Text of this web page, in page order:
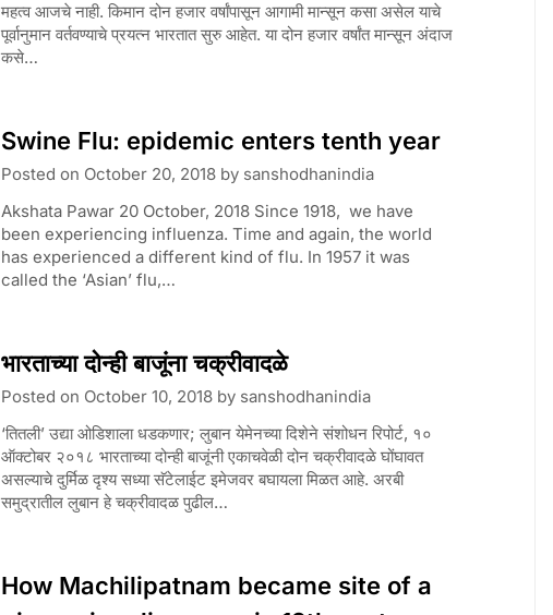
महत्व आजचे नाही. किमान दोन हजार वर्षांपासून आगामी मान्सून कसा असेल याचे
पूर्वानुमान वर्तवण्याचे प्रयत्न भारतात सुरु आहेत. या दोन हजार वर्षांत मान्सून अंदाज
कसे…
Swine Flu: epidemic enters tenth year
Posted on October 20, 2018by sanshodhanindia
Akshata Pawar 20 October, 2018 Since 1918, we have
been experiencing influenza. Time and again, the world
has experienced a different kind of flu. In 1957 it was
called the ‘Asian’ flu,…
भारताच्या दोन्ही बाजूंना चक्रीवादळे
Posted on October 10, 2018by sanshodhanindia
‘तितली’ उद्या ओडिशाला धडकणार; लुबान येमेनच्या दिशेने संशोधन रिपोर्ट, १०
ऑक्टोबर २०१८ भारताच्या दोन्ही बाजूंनी एकाचवेळी दोन चक्रीवादळे घोंघावत
असल्याचे दुर्मिळ दृश्य सध्या सॅटेलाईट इमेजवर बघायला मिळत आहे. अरबी
समुद्रातील लुबान हे चक्रीवादळ पुढील…
How Machilipatnam became site of a